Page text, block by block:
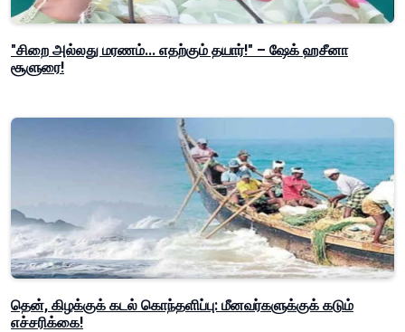
"சிறை அல்லது மரணம்... எதற்கும் தயார்!" – ஷேக் ஹசீனா
சூளுரை!
தென், கிழக்குக் கடல் கொந்தளிப்பு: மீனவர்களுக்குக் கடும்
எச்சரிக்கை!